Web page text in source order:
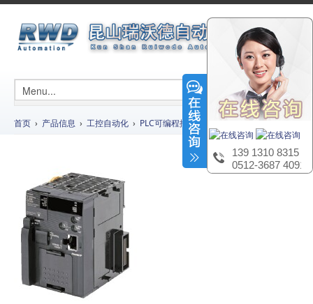
首页 › 产品信息 › 工控自动化 › PLC可编程控制器 › CJ系列CJ2M-CPU单元
139 1310 8315
0512-3687 4091